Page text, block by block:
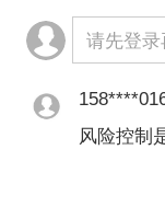
请先登
风险控制